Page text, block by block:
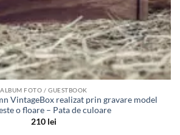
ALBUM FOTO / GUESTBOOK
VintageBox realizat prin gravare model
o floare – Pata de culoare
210 lei